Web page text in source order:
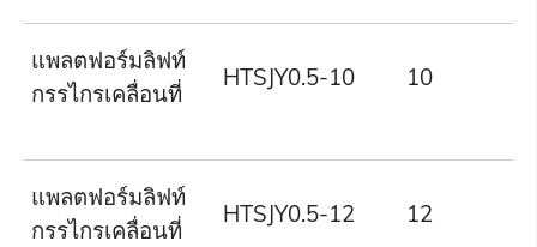
แพลตฟอร์มลิฟท์
กรรไกรเคลื่อนที่
HTSJY0.5-10 10
แพลตฟอร์มลิฟท์
กรรไกรเคลื่อนที่
HTSJY0.5-12 12